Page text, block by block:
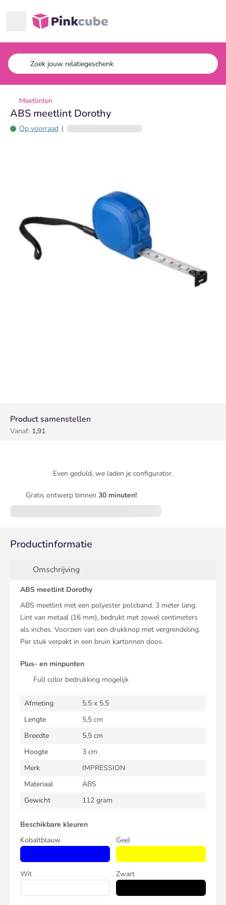
Pinkcube
Meetlinten
ABS meetlint Dorothy
Op voorraad |
Product samenstellen
Vanaf: 1,91
Even geduld, we laden je configurator.
Gratis ontwerp binnen 30 minuten!
Productinformatie
Omschrijving
ABS meetlint Dorothy
ABS meetlint met een polyester polsband. 3 meter lang.
Lint van metaal (16 mm), bedrukt met zowel centimeters
als inches. Voorzien van een drukknop met vergrendeling.
Per stuk verpakt in een bruin kartonnen doos.
Plus- en minpunten
Full color bedrukking mogelijk
Afmeting
5.5 x 5.5
Lengte
5,5 cm
Breedte
5,5 cm
Hoogte
3 cm
Merk
IMPRESSION
Materiaal
ABS
Gewicht
112 gram
Beschikbare kleuren
Kobaltblauw
Geel
Wit Zwart